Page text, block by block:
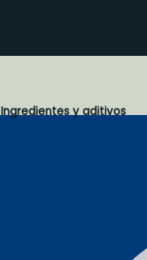
Ingredientes y aditivos